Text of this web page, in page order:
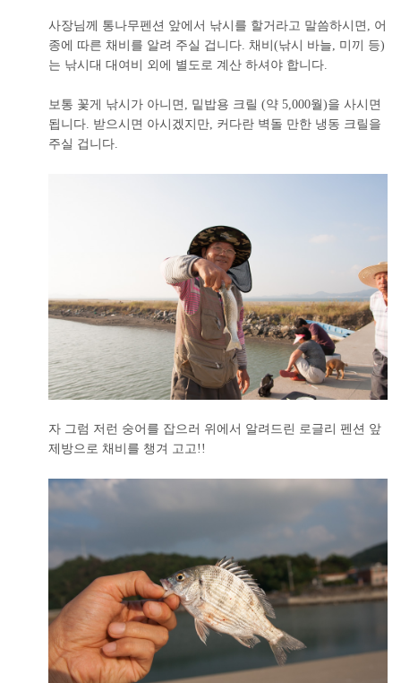
사장님께 통나무펜션 앞에서 낚시를 할거라고 말씀하시면, 어
종에 따른 채비를 알려 주실 겁니다. 채비(낚시 바늘, 미끼 등)
는 낚시대 대여비 외에 별도로 계산 하셔야 합니다.
보통 꽃게 낚시가 아니면, 밑밥용 크릴 (약 5,000월)을 사시면
됩니다. 받으시면 아시겠지만, 커다란 벽돌 만한 냉동 크릴을
주실 겁니다.
자 그럼 저런 숭어를 잡으러 위에서 알려드린 로글리 펜션 앞
제방으로 채비를 챙겨 고고!!